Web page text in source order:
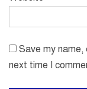
Save my
next time I